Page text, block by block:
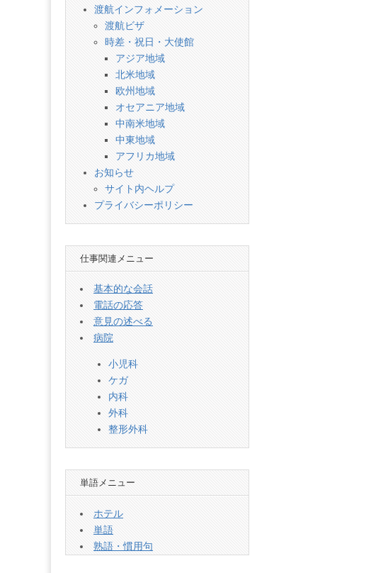
渡航インフォメーション
渡航ビザ
時差・祝日・大使館
アジア地域
北米地域
欧州地域
オセアニア地域
中南米地域
中東地域
アフリカ地域
お知らせ
サイト内ヘルプ
プライバシーポリシー
仕事関連メニュー
基本的な会話
電話の応答
意見の述べる
病院
小児科
ケガ
内科
外科
整形外科
単語メニュー
ホテル
単語
熟語・慣用句